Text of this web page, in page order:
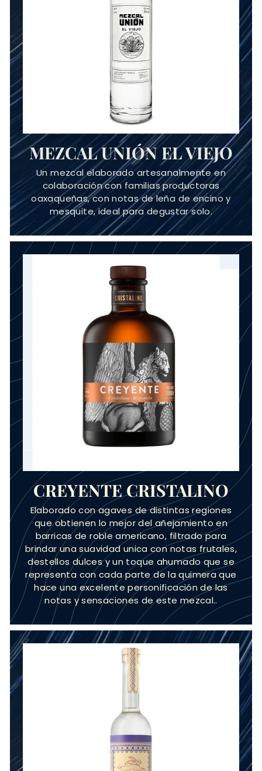
MEZCAL UNIÓN EL VIEJO
Un mezcal elaborado artesanalmente en
colaboración con familias productoras
oaxaqueñas, con notas de leña de encino y
mesquite, ideal para degustar solo.
CREYENTE CRISTALINO
Elaborado con agaves de distintas regiones
que obtienen lo mejor del añejamiento en
barricas de roble americano, filtrado para
brindar una suavidad unica con notas frutales,
destellos dulces y un toque ahumado que se
representa con cada parte de la quimera que
hace una excelente personificación de las
notas y sensaciones de este mezcal..